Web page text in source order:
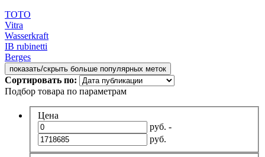
TOTO
Vitra
Wasserkraft
IB rubinetti
Berges
показать/скрыть больше популярных меток
Сортировать по:
Подбор товара по параметрам
Цена
руб. -
руб.